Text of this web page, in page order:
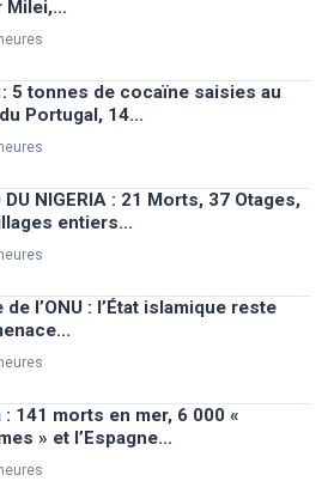
Milei,...
5 tonnes de cocaïne saisies au
Portugal, 14...
DU NIGERIA : 21 Morts, 37 Otages,
entiers...
l’ONU : l’État islamique reste
: 141 morts en mer, 6 000 «
» et l’Espagne...